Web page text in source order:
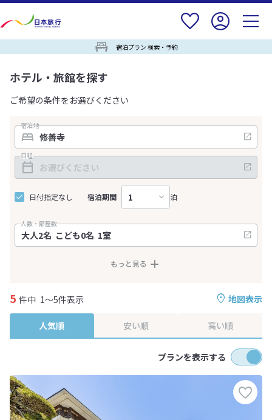
宿泊プラン 検索・予約
ホテル・旅館を探す
ご希望の条件をお選びください
宿泊地
日程
日付指定なし 宿泊期間 泊
人数・部屋数
もっと見る
地図表示
5 件中 1～5件表示
人気順 安い順 高い順
プランを表示する